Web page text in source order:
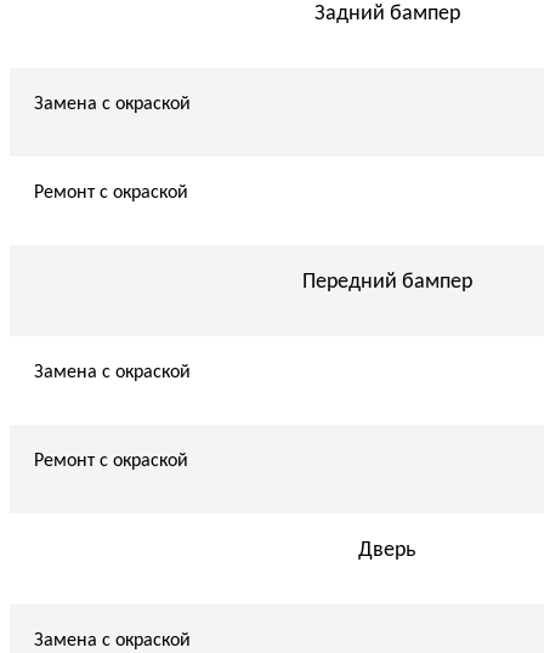
Задний бампер
Замена с окраской
Ремонт с окраской
Передний бампер
Замена с окраской
Ремонт с окраской
Дверь
Замена с окраской